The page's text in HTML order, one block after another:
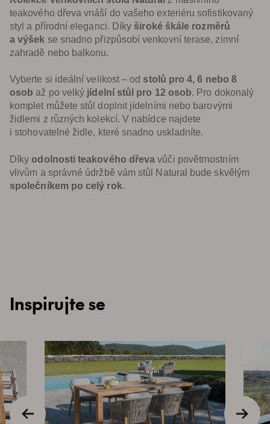
teakového dřeva vnáší do vašeho exteriéru sofistikovaný
styl a přírodní eleganci. Díky široké škále rozměrů
a výšek se snadno přizpůsobí venkovní terase, zimní
zahradě nebo balkonu.
Vyberte si ideální velikost – od stolů pro 4, 6 nebo 8
osob až po velký jídelní stůl pro 12 osob. Pro dokonalý
komplet můžete stůl doplnit jídelními nebo barovými
židlemi z různých kolekcí. V nabídce najdete
i stohovatelné židle, které snadno uskladníte.
Díkyodolnosti teakového dřeva vůči povětrnostním
vlivům a správné údržbě vám stůl Natural bude skvělým
společníkem po celý rok.
Inspirujte se